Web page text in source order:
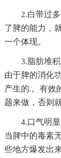
2.白带过
了脾的能力，
一个体现。
3.脂肪堆
由于脾的消化
产生的.。有效
题来做，否则
4.口气明
当脾中的毒素
些地方爆发出来